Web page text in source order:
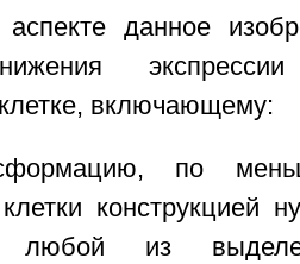
данное
включающему:
по
конструкцией
любой из